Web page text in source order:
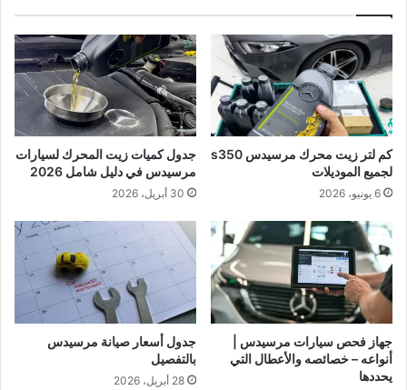
كم لتر زيت محرك مرسيدس s350
لجميع الموديلات
6 يونيو، 2026
جدول كميات زيت المحرك لسيارات
مرسيدس في دليل شامل 2026
30 أبريل، 2026
جهاز فحص سيارات مرسيدس |
أنواعه – خصائصه والأعطال التي
يحددها
جدول أسعار صيانة مرسيدس
بالتفصيل
28 أبريل، 2026